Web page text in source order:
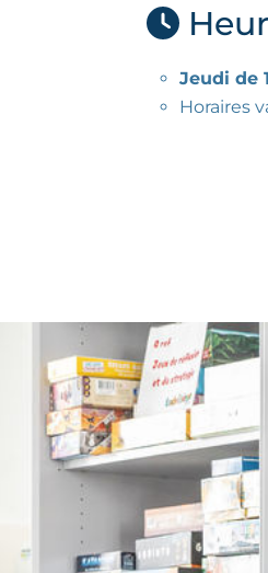
Jeudi de
Horaires